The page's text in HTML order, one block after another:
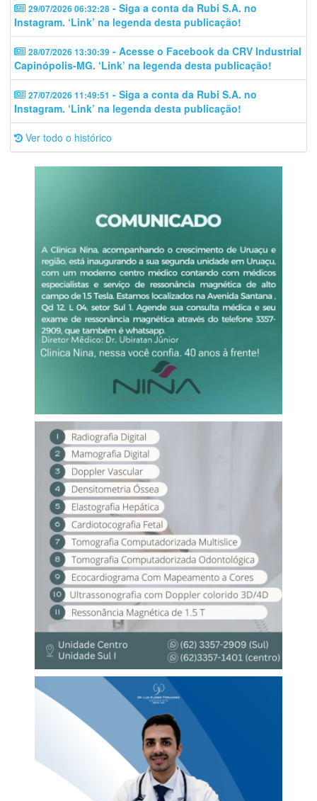
29/07/2026 06:32:28 - Siga a conta da Rubi S.A. no
Instagram. ‘Link’ na legenda desta publicação!
28/07/2026 13:30:39 - Acesse o Facebook da CRV Industrial
Capinópolis-MG. ‘Link’ na legenda desta publicação!
27/07/2026 11:49:51 - Siga a conta da Rubi S.A. no
Instagram. ‘Link’ na legenda desta publicação!
Ver todo o histórico